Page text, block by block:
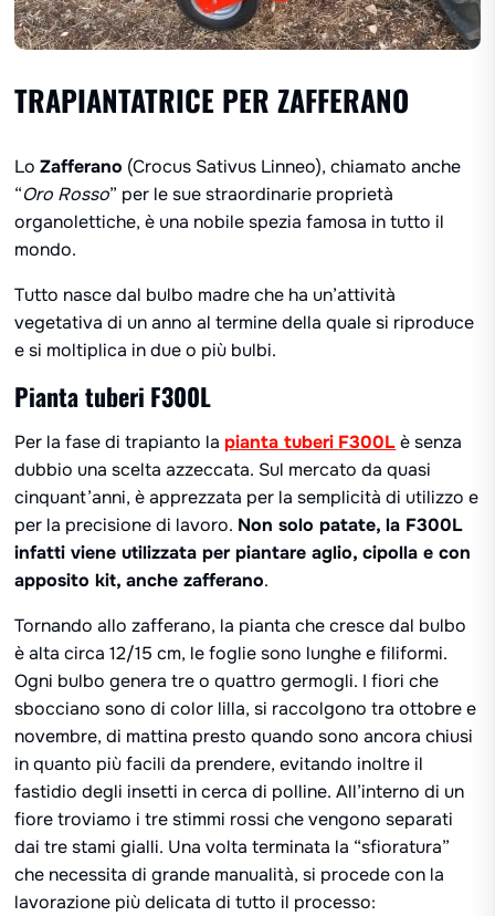
TRAPIANTATRICE PER ZAFFERANO
LoZafferano (Crocus Sativus Linneo), chiamato anche
“Oro Rosso” per le sue straordinarie proprietà
organolettiche, è una nobile spezia famosa in tutto il
mondo.
Tutto nasce dal bulbo madre che ha un’attività
vegetativa di un anno al termine della quale si riproduce
e si moltiplica in due o più bulbi.
Pianta tuberi F300L
Per la fase di trapianto lapianta tuberi F300Lè senza
dubbio una scelta azzeccata. Sul mercato da quasi
cinquant’anni, è apprezzata per la semplicità di utilizzo e
per la precisione di lavoro. Non solo patate, la F300L
infatti viene utilizzata per piantare aglio, cipolla e con
apposito kit, anche zafferano.
Tornando allo zafferano, la pianta che cresce dal bulbo
è alta circa 12/15 cm, le foglie sono lunghe e filiformi.
Ogni bulbo genera tre o quattro germogli. I fiori che
sbocciano sono di color lilla, si raccolgono tra ottobre e
novembre, di mattina presto quando sono ancora chiusi
in quanto più facili da prendere, evitando inoltre il
fastidio degli insetti in cerca di polline. All’interno di un
fiore troviamo i tre stimmi rossi che vengono separati
dai tre stami gialli. Una volta terminata la “sfioratura”
che necessita di grande manualità, si procede con la
lavorazione più delicata di tutto il processo: